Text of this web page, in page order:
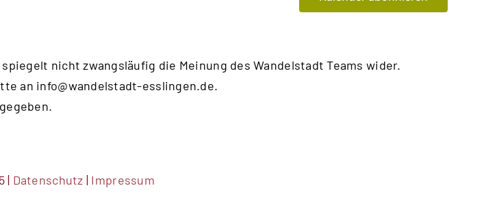
nicht zwangsläufig die Meinung des Wandelstadt Teams wider.
an info@wandelstadt-esslingen.de.
| Datenschutz | Impressum